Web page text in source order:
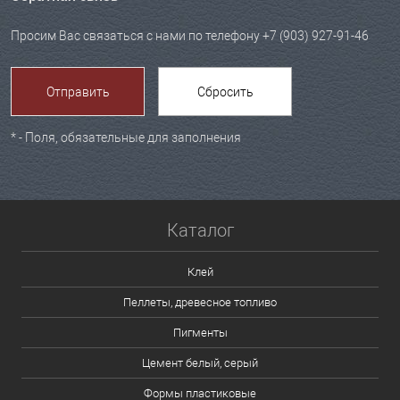
Просим Вас связаться с нами по телефону +7 (903) 927-91-46
*- Поля, обязательные для заполнения
Каталог
Клей
Пеллеты, древесное топливо
Пигменты
Цемент белый, серый
Формы пластиковые